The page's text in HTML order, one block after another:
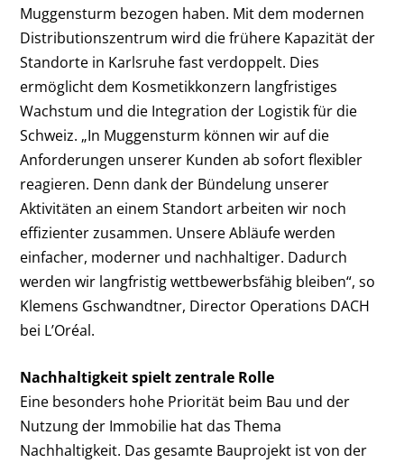
Muggensturm bezogen haben. Mit dem modernen
Distributionszentrum wird die frühere Kapazität der
Standorte in Karlsruhe fast verdoppelt. Dies
ermöglicht dem Kosmetikkonzern langfristiges
Wachstum und die Integration der Logistik für die
Schweiz. „In Muggensturm können wir auf die
Anforderungen unserer Kunden ab sofort flexibler
reagieren. Denn dank der Bündelung unserer
Aktivitäten an einem Standort arbeiten wir noch
effizienter zusammen. Unsere Abläufe werden
einfacher, moderner und nachhaltiger. Dadurch
werden wir langfristig wettbewerbsfähig bleiben“, so
Klemens Gschwandtner, Director Operations DACH
bei L’Oréal.
Nachhaltigkeit spielt zentrale Rolle
Eine besonders hohe Priorität beim Bau und der
Nutzung der Immobilie hat das Thema
Nachhaltigkeit. Das gesamte Bauprojekt ist von der